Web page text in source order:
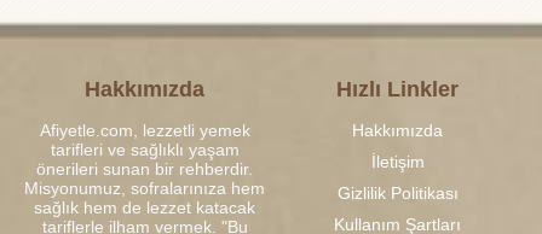
Hakkımızda
Afiyetle.com, lezzetli yemek
tarifleri ve sağlıklı yaşam
önerileri sunan bir rehberdir.
Misyonumuz, sofralarınıza hem
sağlık hem de lezzet katacak
tariflerle ilham vermek. "Bu
Hızlı Linkler
Hakkımızda
İletişim
Gizlilik Politikası
Kullanım Şartları